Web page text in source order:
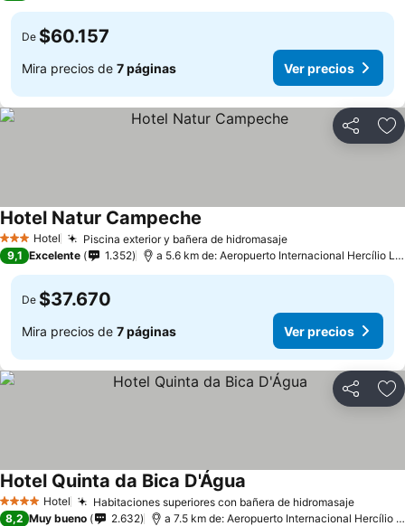
De $60.157
Mira precios de 7 páginas Ver precios
Compartir
3 Estrellas
Hotel Piscina exterior y bañera de hidromasajeVer precios
Hotel Natur Campeche
9,1 Excelente 1.352 a 5.6 km de: Aeropuerto Internacional Hercílio
De $37.670
Mira precios de 7 páginas Ver precios
Compartir
4 EstrellasHotel Habitaciones superiores con bañera de hidromasajeVer
Hotel Quinta da Bica D'Água
8,2 Muy bueno 2.632 a 7.5 km de: Aeropuerto Internacional Hercílio